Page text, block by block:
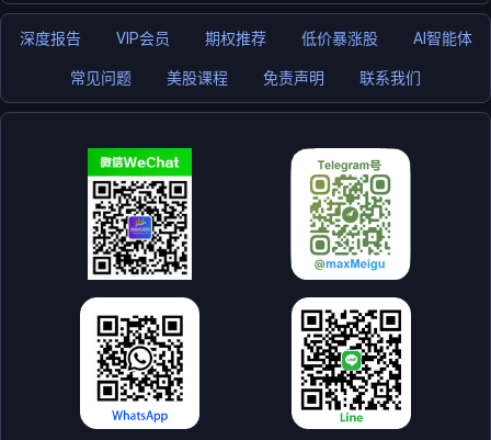
深度报告 VIP会员 期权推荐 低价暴涨股 AI智能体
常见问题 美股课程 免责声明 联系我们